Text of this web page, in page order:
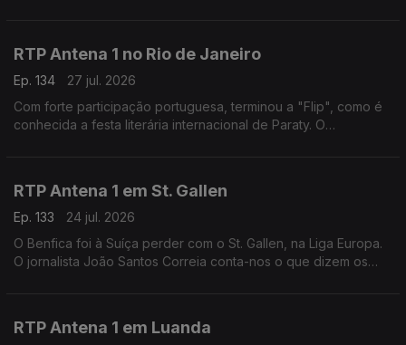
RTP Antena 1 no Rio de Janeiro
Ep. 134
27 jul. 2026
Com forte participação portuguesa, terminou a "Flip", como é
conhecida a festa literária internacional de Paraty. O
RTP Antena 1 em St. Gallen
Ep. 133
24 jul. 2026
O Benfica foi à Suíça perder com o St. Gallen, na Liga Europa.
O jornalista João Santos Correia conta-nos o que dizem os
RTP Antena 1 em Luanda